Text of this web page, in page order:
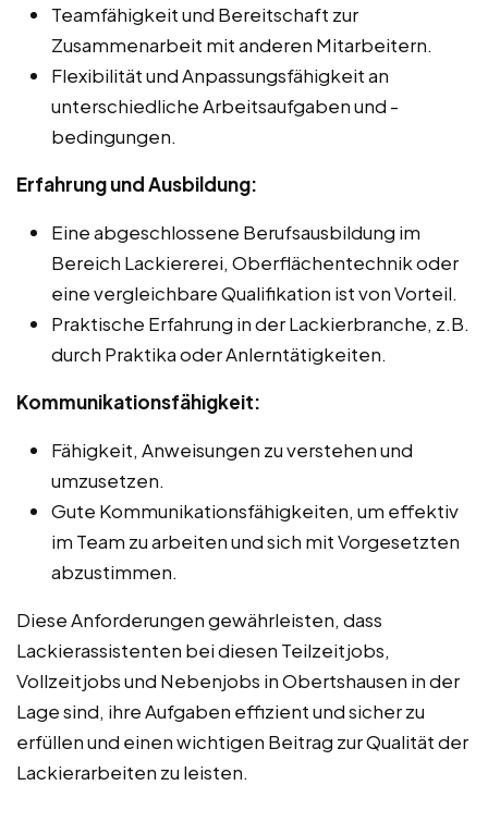
Teamfähigkeit und Bereitschaft zur
Zusammenarbeit mit anderen Mitarbeitern.
Flexibilität und Anpassungsfähigkeit an
unterschiedliche Arbeitsaufgaben und -
bedingungen.
Erfahrung und Ausbildung:
Eine abgeschlossene Berufsausbildung im
Bereich Lackiererei, Oberflächentechnik oder
eine vergleichbare Qualifikation ist von Vorteil.
Praktische Erfahrung in der Lackierbranche, z.B.
durch Praktika oder Anlerntätigkeiten.
Kommunikationsfähigkeit:
Fähigkeit, Anweisungen zu verstehen und
umzusetzen.
Gute Kommunikationsfähigkeiten, um effektiv
im Team zu arbeiten und sich mit Vorgesetzten
abzustimmen.
Diese Anforderungen gewährleisten, dass
Lackierassistenten bei diesen Teilzeitjobs,
Vollzeitjobs und Nebenjobs in Obertshausen in der
Lage sind, ihre Aufgaben effizient und sicher zu
erfüllen und einen wichtigen Beitrag zur Qualität der
Lackierarbeiten zu leisten.